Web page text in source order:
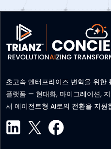
초고속 엔터프라이즈 변혁을 위한
플랫폼 — 현대화, 마이그레이션,
서 에이전트형 AI로의 전환을 지원